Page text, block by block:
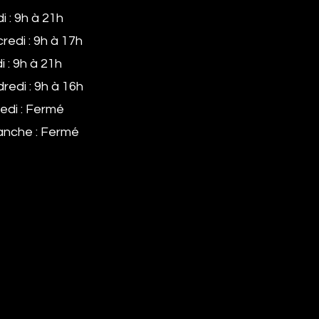
: 9h à 21h
: 9h à 17h
: 9h à 21h
: 9h à 16h
: Fermé
: Fermé